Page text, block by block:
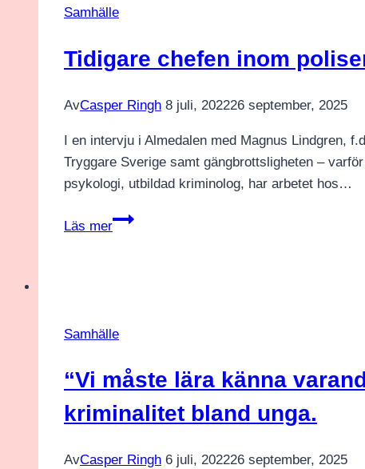
Samhälle
Tidigare chefen inom
AvCasper Ringh 8 juli, 202226 september, 2025
I en intervju i Almedalen med Magnus Lindgren,
Tryggare Sverige samt gängbrottsligheten –
psykologi, utbildad kriminolog, har arbetet hos…
Läs mer
Tidigare
vägs
ände
med
polisorganisation”
Samhälle
“Vi måste lära känna
kriminalitet bland unga.
AvCasper Ringh 6 juli, 202226 september, 2025